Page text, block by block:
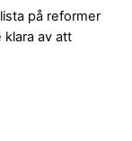
på reformer
av att